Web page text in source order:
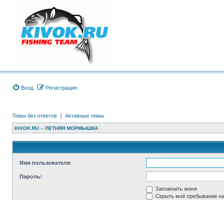
Вход Регистрация
Темы без ответов | Активные темы
KIVOK.RU ЛЕТНЯЯ МОРМЫШКА
Имя пользователя:
Пароль:
Запомнить меня
Скрыть моё пребывание